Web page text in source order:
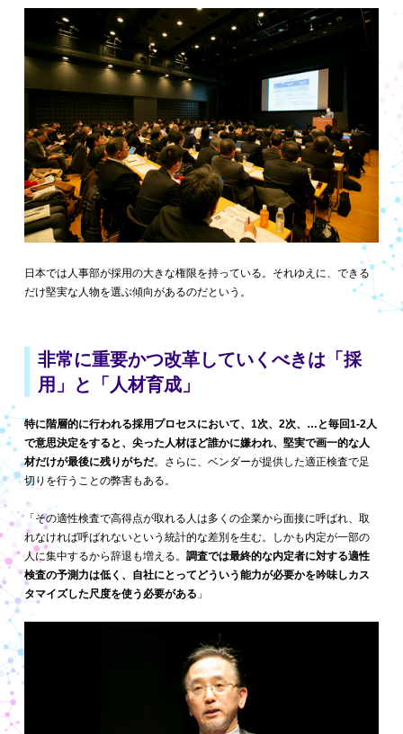
日本では人事部が採用の大きな権限を持っている。それゆえに、できる
だけ堅実な人物を選ぶ傾向があるのだという。
非常に重要かつ改革していくべきは 「採
用」と「人材育成」
特に階層的に行われる採用プロセスにおいて、1次、2次、…と毎回1-2人
で意思決定をすると、尖った人材ほど誰かに嫌われ、堅実で画一的な人
材だけが最後に残りがちだ。さらに、ベンダーが提供した適正検査で足
切りを行うことの弊害もある。
「その適性検査で高得点が取れる人は多くの企業から面接に呼ばれ、取
れなければ呼ばれないという統計的な差別を生む。しかも内定が一部の
人に集中するから辞退も増える。 調査では最終的な内定者に対する適性
検査の予測力は低く、自社にとってどういう能力が必要かを吟味しカス
タマイズした尺度を使う必要がある 」